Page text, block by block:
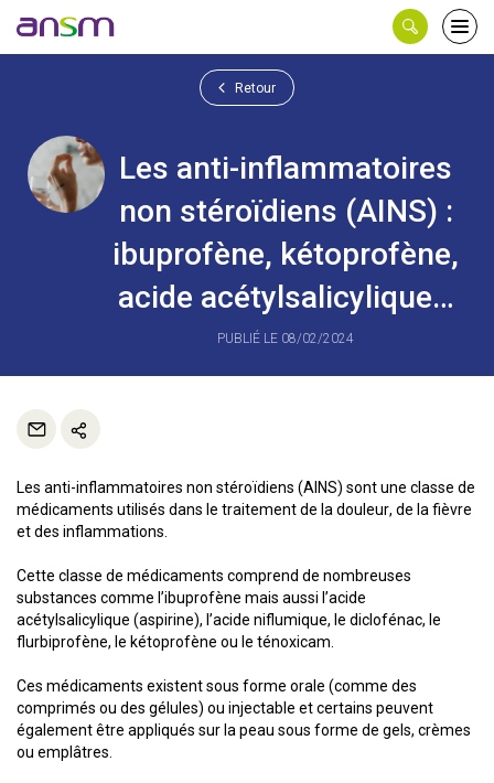
le
Retour
Les anti-inflammatoires
non stéroïdiens (AINS) :
ibuprofène, kétoprofène,
acide acétylsalicylique…
PUBLIÉ LE 08/02/2024
Les anti-inflammatoires non stéroïdiens (AINS) sont une classe de
médicaments utilisés dans le traitement de la douleur, de la fièvre
et des inflammations.
Cette classe de médicaments comprend de nombreuses
substances comme l’ibuprofène mais aussi l’acide
acétylsalicylique (aspirine), l’acide niflumique, le diclofénac, le
flurbiprofène, le kétoprofène ou le ténoxicam.
Ces médicaments existent sous forme orale (comme des
comprimés ou des gélules) ou injectable et certains peuvent
également être appliqués sur la peau sous forme de gels, crèmes
ou emplâtres.